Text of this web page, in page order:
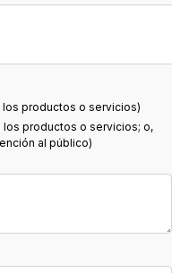
productos o servicios)
los productos o servicios; o,
al público)